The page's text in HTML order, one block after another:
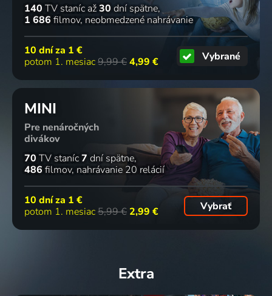
140 TV staníc až30 dní spätne
1 686 filmov neobmedzené nahrávanie
10 dní za 1 €
potom 1. mesiac9,99 €4,99 € Vybrané
MINI
Pre nenáročných
divákov
70 TV staníc7 dní spätne
486 filmov nahrávanie 20 relácií
10 dní za 1 €
potom 1. mesiac5,99 € 2,99 € Vybrať
Extra